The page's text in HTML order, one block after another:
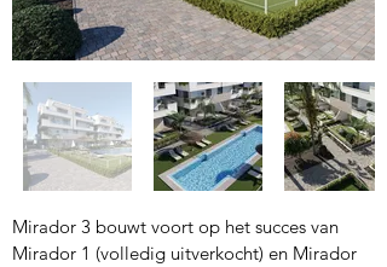
Mirador 3 bouwt voort op het succes van
Mirador 1 (volledig uitverkocht) en Mirador